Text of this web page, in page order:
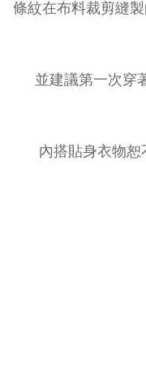
條紋在布料裁剪縫
並建議第一次穿
內搭貼身衣物恕